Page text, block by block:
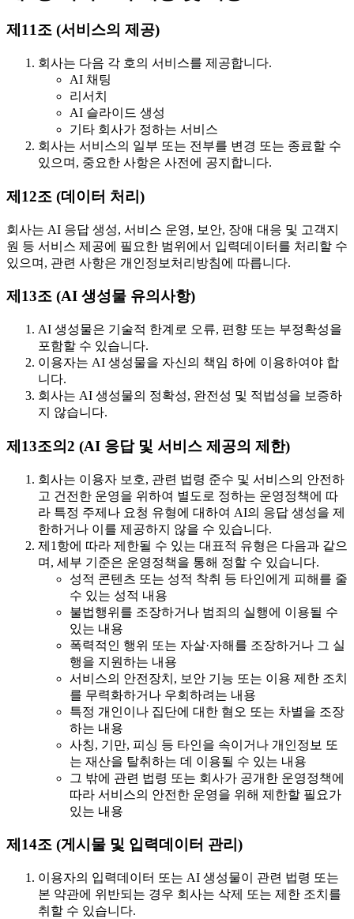
제11조 (서비스의 제공)
회사는 다음 각 호의 서비스를 제공합니다.
AI 채팅
리서치
AI 슬라이드 생성
기타 회사가 정하는 서비스
회사는 서비스의 일부 또는 전부를 변경 또는 종료할 수
있으며, 중요한 사항은 사전에 공지합니다.
제12조 (데이터 처리)
회사는 AI 응답 생성, 서비스 운영, 보안, 장애 대응 및 고객지
원 등 서비스 제공에 필요한 범위에서 입력데이터를 처리할 수
있으며, 관련 사항은 개인정보처리방침에 따릅니다.
제13조 (AI 생성물 유의사항)
AI 생성물은 기술적 한계로 오류, 편향 또는 부정확성을
포함할 수 있습니다.
이용자는 AI 생성물을 자신의 책임 하에 이용하여야 합
니다.
회사는 AI 생성물의 정확성, 완전성 및 적법성을 보증하
지 않습니다.
제13조의2 (AI 응답 및 서비스 제공의 제한)
회사는 이용자 보호, 관련 법령 준수 및 서비스의 안전하
고 건전한 운영을 위하여 별도로 정하는 운영정책에 따
라 특정 주제나 요청 유형에 대하여 AI의 응답 생성을 제
한하거나 이를 제공하지 않을 수 있습니다.
제1항에 따라 제한될 수 있는 대표적 유형은 다음과 같으
며, 세부 기준은 운영정책을 통해 정할 수 있습니다.
성적 콘텐츠 또는 성적 착취 등 타인에게 피해를 줄
수 있는 성적 내용
불법행위를 조장하거나 범죄의 실행에 이용될 수
있는 내용
폭력적인 행위 또는 자살·자해를 조장하거나 그 실
행을 지원하는 내용
서비스의 안전장치, 보안 기능 또는 이용 제한 조치
를 무력화하거나 우회하려는 내용
특정 개인이나 집단에 대한 혐오 또는 차별을 조장
하는 내용
사칭, 기만, 피싱 등 타인을 속이거나 개인정보 또
는 재산을 탈취하는 데 이용될 수 있는 내용
그 밖에 관련 법령 또는 회사가 공개한 운영정책에
따라 서비스의 안전한 운영을 위해 제한할 필요가
있는 내용
제14조 (게시물 및 입력데이터 관리)
이용자의 입력데이터 또는 AI 생성물이 관련 법령 또는
본 약관에 위반되는 경우 회사는 삭제 또는 제한 조치를
취할 수 있습니다.